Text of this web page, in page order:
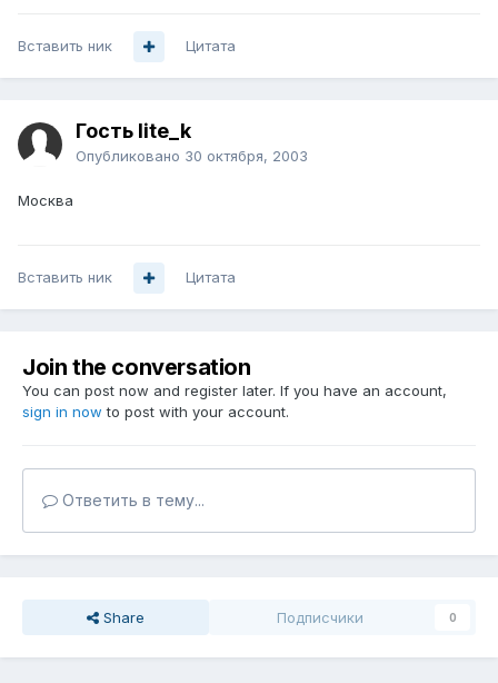
Вставить ник Цитата
Гость lite_k
Опубликовано 30 октября, 2003
Москва
Вставить ник Цитата
Join the conversation
You can post now and register later. If you have an account,
sign in now to post with your account.
Ответить в тему...
Share Подписчики 0